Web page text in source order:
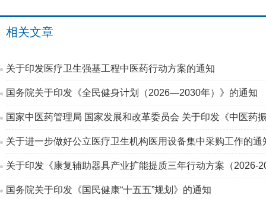
相关文章
关于印发医疗卫生强基工程中医药行动方案的通知
国务院关于印发《全民健身计划（2026—2030年）》的通知
国家中医药管理局 国家发展和改革委员会 关于印发《中医药
关于进一步做好公立医疗卫生机构医用设备集中采购工作的通
关于印发《康复辅助器具产业扩能提质三年行动方案（2026-
国务院关于印发《国民健康“十五五”规划》的通知